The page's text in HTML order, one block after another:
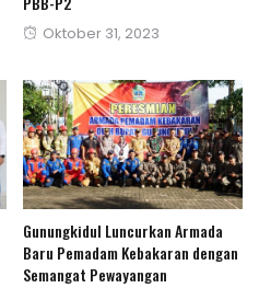
Posted
Oktober 31, 2023
Gunungkidul Luncurkan Armada
Baru Pemadam Kebakaran dengan
Semangat Pewayangan